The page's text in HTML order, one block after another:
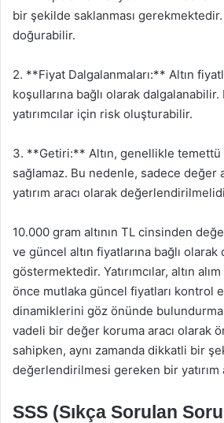
bir şekilde saklanması
doğurabilir.
2. **Fiyat Dalgalanmaları:** Altın
koşullarına bağlı olarak dalgalanabilir.
yatırımcılar için risk oluşturabilir.
3. **Getiri:** Altın, genellikle
sağlamaz. Bu nedenle, sadece değer
yatırım aracı olarak
10.000 gram altının TL cinsinden
ve güncel altın fiyatlarına bağlı
göstermektedir. Yatırımcılar, altın
önce mutlaka güncel fiyatları kontrol
dinamiklerini göz önünde
vadeli bir değer koruma aracı olarak
sahipken, aynı zamanda dikkatli bir
değerlendirilmesi gereken bir yatırım
SSS (Sıkça Sorulan